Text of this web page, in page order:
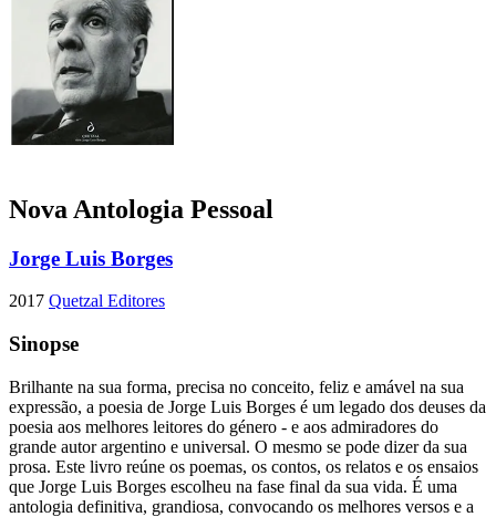
Nova Antologia Pessoal
Jorge Luis Borges
2017 Quetzal Editores
Sinopse
Brilhante na sua forma, precisa no conceito, feliz e amável na sua
expressão, a poesia de Jorge Luis Borges é um legado dos deuses da
poesia aos melhores leitores do género - e aos admiradores do
grande autor argentino e universal. O mesmo se pode dizer da sua
prosa. Este livro reúne os poemas, os contos, os relatos e os ensaios
que Jorge Luis Borges escolheu na fase final da sua vida. É uma
antologia definitiva, grandiosa, convocando os melhores versos e a